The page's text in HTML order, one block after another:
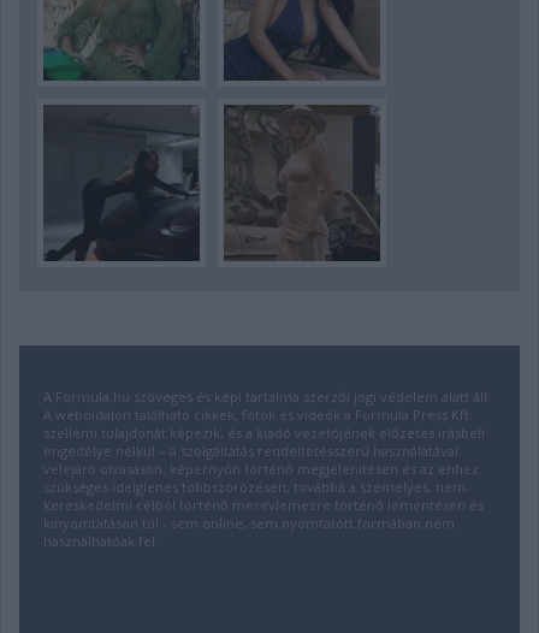
A Formula.hu szöveges és képi tartalma szerzői jogi védelem alatt áll.
A weboldalon található cikkek, fotók és videók a Formula Press Kft.
szellemi tulajdonát képezik, és a kiadó vezetőjének előzetes írásbeli
engedélye nélkül – a szolgáltatás rendeltetésszerű használatával
velejáró olvasáson, képernyőn történő megjelenítésen és az ehhez
szükséges ideiglenes többszörözésen, továbbá a személyes, nem-
kereskedelmi célból történő merevlemezre történő lementésen és
kinyomtatáson túl - sem online, sem nyomtatott formában nem
használhatóak fel.